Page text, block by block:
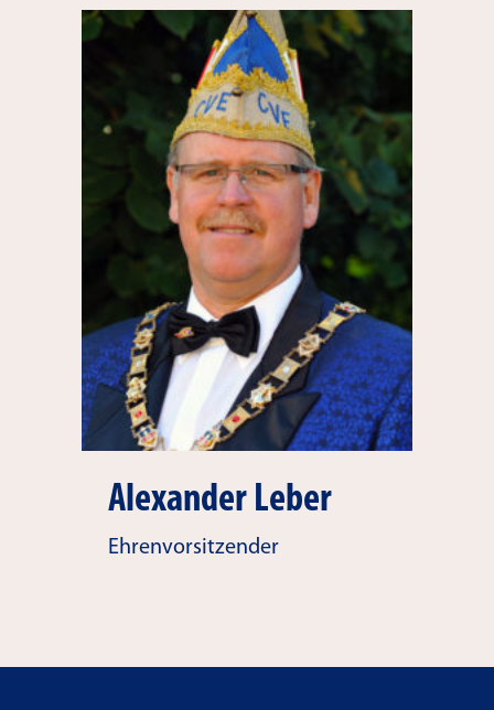
Alexander Leber
Ehrenvorsitzender